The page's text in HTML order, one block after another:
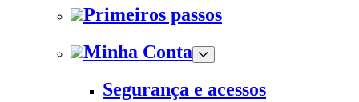
Primeiros passos
Minha Conta
Segurança e acessos